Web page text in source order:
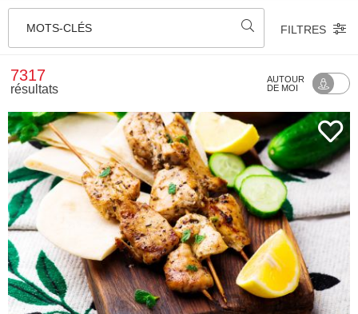
MOTS-CLÉS FILTRES
7317
résultats
AUTOUR
DE MOI